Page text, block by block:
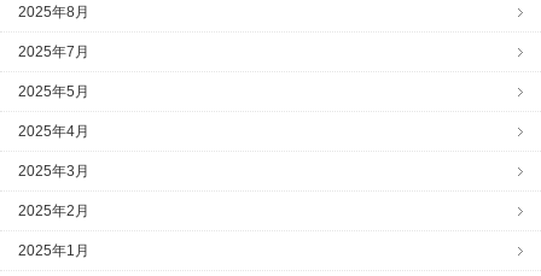
2025年8月
2025年7月
2025年5月
2025年4月
2025年3月
2025年2月
2025年1月